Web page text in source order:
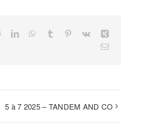
RedditLinkedInWhatsApp
Tumblr Pinterest
Vk
Email
5 à 7 2025 – TANDEM AND CO